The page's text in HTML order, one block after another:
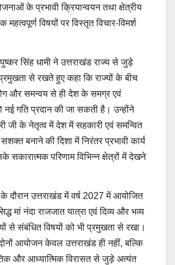
के प्रभावी क्रियान्वयन तथा क्षेत्रीय
विषयों पर विस्तृत विचार-विमर्श
सिंह धामी ने उत्तराखंड राज्य से जुड़े
प्रमुखता से रखते हुए कहा कि राज्यों के बीच
और समन्वय से ही देश के समग्र एवं
गति प्रदान की जा सकती है। उन्होंने
जी के नेतृत्व में देश में सहकारी एवं समन्वित
बनाने की दिशा में निरंतर प्रभावी कार्य
सकारात्मक परिणाम विभिन्न क्षेत्रों में देखने
दौरान उत्तराखंड में वर्ष 2027 में आयोजित
मां नंदा राजजात यात्रा एवं दिव्य और भव्य
से संबंधित विषयों को भी प्रमुखता से रखा।
आयोजन केवल उत्तराखंड ही नहीं, बल्कि
और आध्यात्मिक विरासत से जुड़े अत्यंत